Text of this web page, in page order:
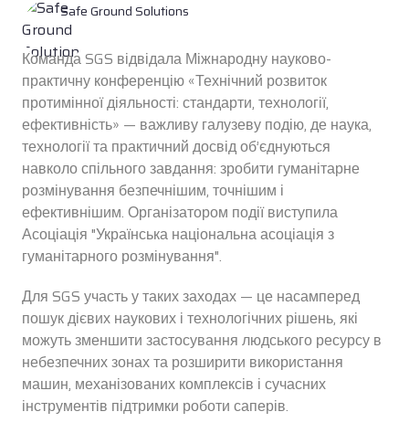
Safe Ground Solutions
Команда SGS відвідала Міжнародну науково-
практичну конференцію «Технічний розвиток
протимінної діяльності: стандарти, технології,
ефективність» — важливу галузеву подію, де наука,
технології та практичний досвід об’єднуються
навколо спільного завдання: зробити гуманітарне
розмінування безпечнішим, точнішим і
ефективнішим. Організатором події виступила
Асоціація "Українська національна асоціація з
гуманітарного розмінування".
Для SGS участь у таких заходах — це насамперед
пошук дієвих наукових і технологічних рішень, які
можуть зменшити застосування людського ресурсу в
небезпечних зонах та розширити використання
машин, механізованих комплексів і сучасних
інструментів підтримки роботи саперів.